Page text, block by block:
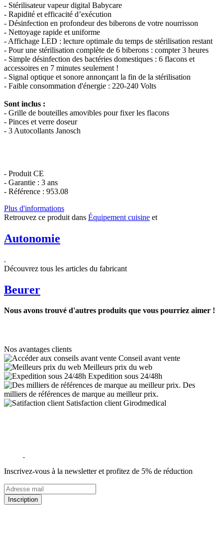
- Stérilisateur vapeur digital Babycare
- Rapidité et efficacité d’exécution
- Désinfection en profondeur des biberons de votre nourrisson
- Nettoyage rapide et uniforme
- Affichage LED : lecture optimale du temps de stérilisation restant
- Pour une stérilisation complète de 6 biberons : compter 3 heures
- Simple désinfection des bactéries domestiques : 6 flacons et
accessoires en 7 minutes seulement !
- Signal optique et sonore annonçant la fin de la stérilisation
- Faible consommation d'énergie : 220-240 Volts
Sont inclus :
- Grille de bouteilles amovibles pour fixer les flacons
- Pinces et verre doseur
- 3 Autocollants Janosch
- Produit CE
- Garantie : 3 ans
- Référence : 953.08
Plus d'informations
Retrouvez ce produit dans Équipement cuisine et
Autonomie
.
Découvrez tous les articles du fabricant
Beurer
Nous avons trouvé d'autres produits que vous pourriez aimer !
Nos avantages clients
Conseil avant vente
Meilleurs prix du web
Expedition sous 24/48h
Des
milliers de références de marque au meilleur prix.
Satisfaction client Girodmedical
Inscrivez-vous à la newsletter et profitez de 5% de réduction
Inscription